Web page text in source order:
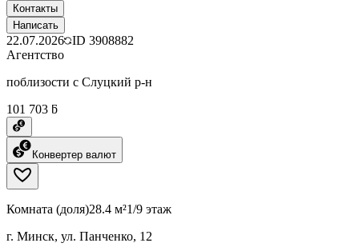
Контакты
Написать
22.07.2026 ID 3908882
Агентство
поблизости с Слуцкий р-н
101 703 ƃ
Конвертер валют
Комната (доля)28.4 м²1/9 этаж
г. Минск, ул. Панченко, 12